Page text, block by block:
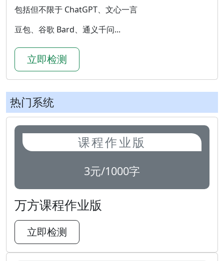
包括但不限于 ChatGPT、文心一言
豆包、谷歌 Bard、通义千问...
立即检测
热门系统
课程作业版
3元/1000字
万方课程作业版
立即检测